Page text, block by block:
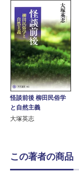
怪談前後 柳田民俗学
と自然主義
大塚英志
この著者の商品